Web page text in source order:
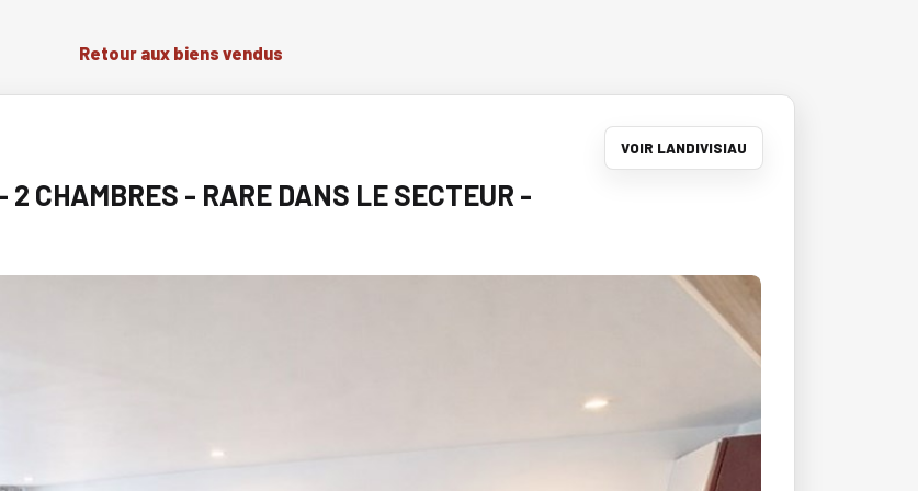
Retour aux biens vendus
CHAMBRES - RARE DANS LE SECTEUR -
VOIR LANDIVISIAU